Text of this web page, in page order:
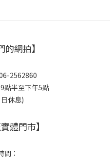
的網拍】
2562860
點半至下午5點
休息)
體門市】
間：